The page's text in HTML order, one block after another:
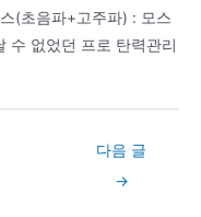
(초음파+고주파) : 모스
수 없었던 프로 탄력관리
다음 글
→